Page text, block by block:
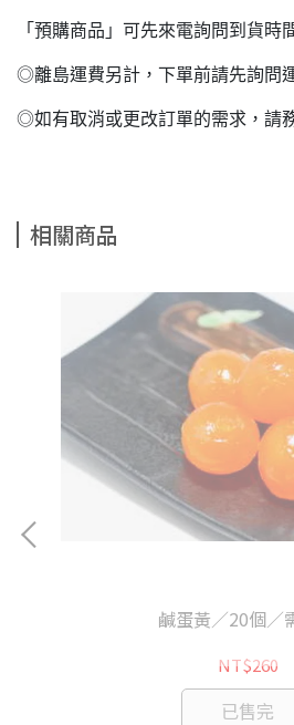
「預購商品」可先來電詢問到貨時
◎離島運費另計，下單前請先詢問
◎如有取消或更改訂單的需求，請
相關商品
鹹蛋黃／20個／
NT$260
已售完